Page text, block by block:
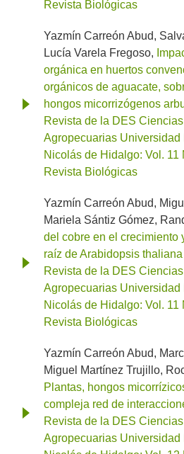
Revista Biológicas
Yazmín Carreón Abud,
Lucía Varela Fregoso,
orgánica en huertos
orgánicos de aguacate,
hongos micorrizógenos
Revista de la DES
Agropecuarias Universidad
Nicolás de Hidalgo: Vol. 11
Revista Biológicas
Yazmín Carreón Abud,
Mariela Sántiz Gómez,
del cobre en el crecimiento
raíz de Arabidopsis thaliana
Revista de la DES
Agropecuarias Universidad
Nicolás de Hidalgo: Vol. 11
Revista Biológicas
Yazmín Carreón Abud,
Miguel Martínez Trujillo,
Plantas, hongos
compleja red de
Revista de la DES
Agropecuarias Universidad